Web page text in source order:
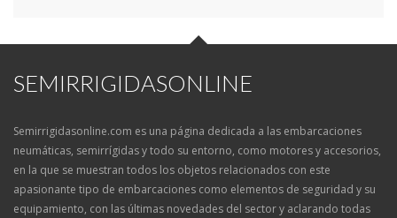
SEMIRRIGIDASONLINE
Semirrigidasonline.com es una página dedicada a las embarcaciones
neumáticas, semirrígidas y todo su entorno, como motores y accesorios,
en la que se muestran todos los objetos relacionados con este
apasionante tipo de embarcaciones como elementos de seguridad y su
equipamiento, con las últimas novedades del sector y aclarando todas